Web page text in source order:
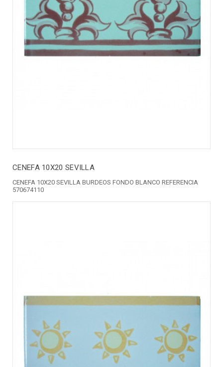
CENEFA 10X20 SEVILLA
CENEFA 10X20 SEVILLA BURDEOS FONDO BLANCO REFERENCIA
570674110